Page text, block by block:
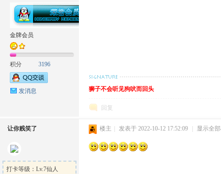
论
金牌会员
积分 3196
发消息 狮子不会听见狗吠而回头
回复
让你贱笑了
打卡等级：Lv.7仙人
楼主 发表于 2022-10-12 17:52:09 显示全